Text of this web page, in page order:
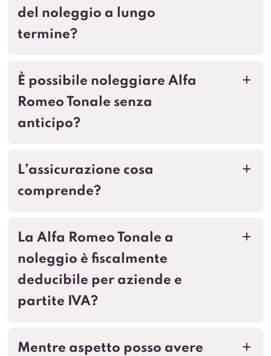
del noleggio a lungo
termine?
a
È possibile noleggiare Alfa
Romeo Tonale senza
anticipo?
a
L’assicurazione cosa
comprende?
a
La Alfa Romeo Tonale a
noleggio è fiscalmente
deducibile per aziende e
partite IVA?
a
Mentre aspetto posso avere